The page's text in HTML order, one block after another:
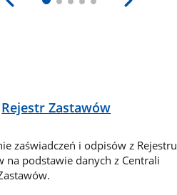
Rejestr Zastawów
zaświadczeń i odpisów z Rejestru
na podstawie danych z Centrali